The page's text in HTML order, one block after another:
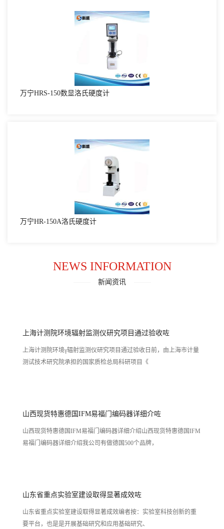
万宁HRS-150数显洛氏硬度计
万宁HR-150A洛氏硬度计
NEWS INFORMATION
新闻资讯
上海计测院环境辐射监测仪研究项目通过验收咗
上海计测院环境γ辐射监测仪研究项目通过验收日前，由上海市计量
测试技术研究院承担的国家质检总局科研项目《
山西现货特惠德国IFM易福门编码器详细介咗
山西现货特惠德国IFM易福门编码器详细介绍山西现货特惠德国IFM
易福门编码器详细介绍我公司有做德国500个品牌，
山东省重点实验室建设取得显著成效咗
山东省重点实验室建设取得显著成效编者按：实验室科技创新的重
要平台，也是是开展基础研究和应用基础研究、